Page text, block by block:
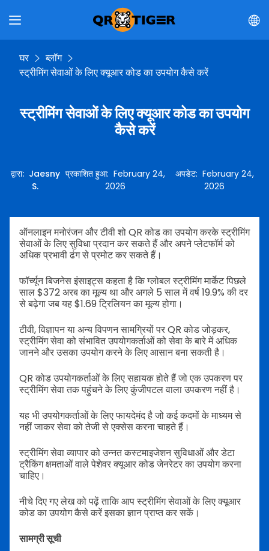
घर
ब्लॉग
स्ट्रीमिंग सेवाओं के लिए क्यूआर कोड का उपयोग कैसे करें
स्ट्रीमिंग सेवाओं के लिए क्यूआर कोड का उपयोग
कैसे करें
द्वारा: Jaesny
S.
प्रकाशित हुआ:February 24,
2026
अपडेट: February 24,
2026
ऑनलाइन मनोरंजन और टीवी शो QR कोड का उपयोग करके स्ट्रीमिंग
सेवाओं के लिए सुविधा प्रदान कर सकते हैं और अपने प्लेटफॉर्म को
अधिक प्रभावी ढंग से प्रमोट कर सकते हैं।
फॉर्च्यून बिजनेस इंसाइट्स कहता है कि ग्लोबल स्ट्रीमिंग मार्केट पिछले
साल $372 अरब का मूल्य था और अगले 5 साल में वर्ष 19.9% की दर
से बढ़ेगा जब यह $1.69 ट्रिलियन का मूल्य होगा।
टीवी, विज्ञापन या अन्य विपणन सामग्रियों पर QR कोड जोड़कर,
स्ट्रीमिंग सेवा को संभावित उपयोगकर्ताओं को सेवा के बारे में अधिक
जानने और उसका उपयोग करने के लिए आसान बना सकती है।
QR कोड उपयोगकर्ताओं के लिए सहायक होते हैं जो एक उपकरण पर
स्ट्रीमिंग सेवा तक पहुंचने के लिए कुंजीपटल वाला उपकरण नहीं है।
यह भी उपयोगकर्ताओं के लिए फायदेमंद है जो कई कदमों के माध्यम से
नहीं जाकर सेवा को तेजी से एक्सेस करना चाहते हैं।
स्ट्रीमिंग सेवा व्यापार को उन्नत कस्टमाइजेशन सुविधाओं और डेटा
ट्रैकिंग क्षमताओं वाले पेशेवर क्यूआर कोड जेनरेटर का उपयोग करना
चाहिए।
नीचे दिए गए लेख को पढ़ें ताकि आप स्ट्रीमिंग सेवाओं के लिए क्यूआर
कोड का उपयोग कैसे करें इसका ज्ञान प्राप्त कर सकें।
सामग्री सूची